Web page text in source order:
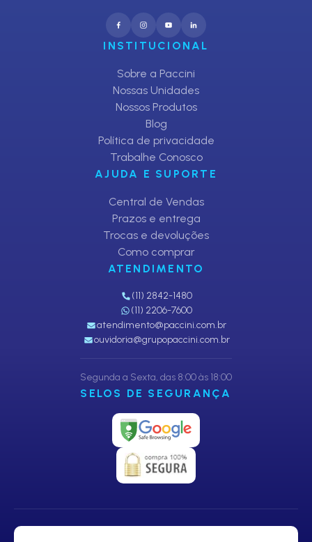
INSTITUCIONAL
Sobre a Paccini
Nossas Unidades
Nossos Produtos
Blog
Política de privacidade
Trabalhe Conosco
AJUDA E SUPORTE
Central de Vendas
Prazos e entrega
Trocas e devoluções
Como comprar
ATENDIMENTO
(11) 2842-1480
(11) 2206-7600
atendimento@paccini.com.br
ouvidoria@grupopaccini.com.br
Segunda a Sexta, das 8:00 às 18:00
SELOS DE SEGURANÇA